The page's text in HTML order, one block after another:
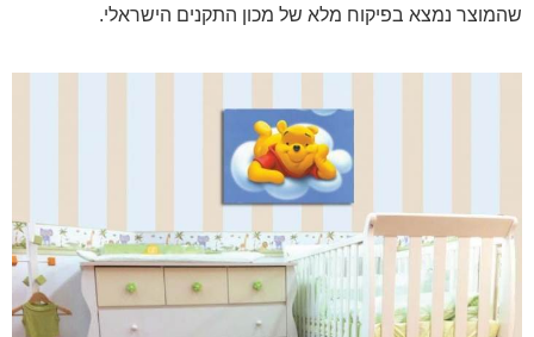
שהמוצר נמצא בפיקוח מלא של מכון התקנים הישראלי.